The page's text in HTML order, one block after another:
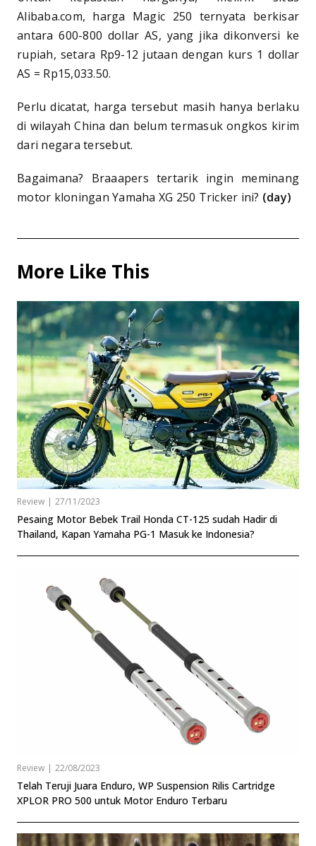
Alibaba.com, harga Magic 250 ternyata berkisar
antara 600-800 dollar AS, yang jika dikonversi ke
rupiah, setara Rp9-12 jutaan dengan kurs 1 dollar
AS = Rp15,033.50.
Perlu dicatat, harga tersebut masih hanya berlaku
di wilayah China dan belum termasuk ongkos kirim
dari negara tersebut.
Bagaimana? Braaapers tertarik ingin meminang
motor kloningan Yamaha XG 250 Tricker ini? (day)
More Like This
Review | 27/11/2023
Pesaing Motor Bebek Trail Honda CT-125 sudah Hadir di
Thailand, Kapan Yamaha PG-1 Masuk ke Indonesia?
Review | 22/08/2023
Telah Teruji Juara Enduro, WP Suspension Rilis Cartridge
XPLOR PRO 500 untuk Motor Enduro Terbaru